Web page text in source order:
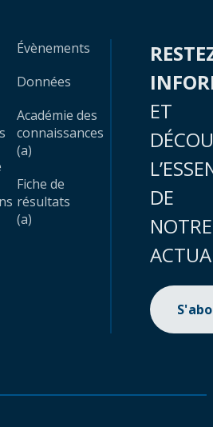
Évènements
Données
Académie des
connaissances
(a)
Fiche de
résultats
(a)
ET
DE
NOTRE